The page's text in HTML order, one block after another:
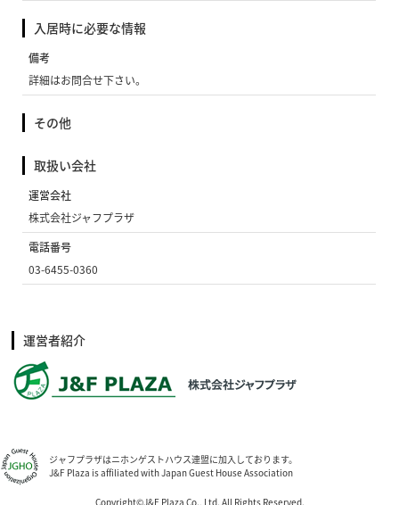
入居時に必要な情報
備考
詳細はお問合せ下さい。
その他
取扱い会社
運営会社
株式会社ジャフプラザ
電話番号
03-6455-0360
運営者紹介
ジャフプラザはニホンゲストハウス連盟に加入しております。
J&F Plaza is affiliated with Japan Guest House Association
Copyright©J&F Plaza Co., Ltd. All Rights Reserved.